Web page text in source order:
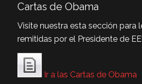
Cartas de Obama
Visite nuestra esta sección para
remitidas por el Presidente de
Ir a las Cartas de Obama